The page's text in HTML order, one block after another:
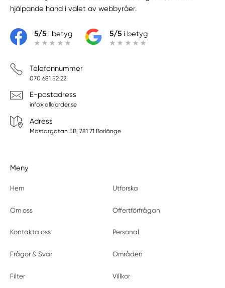
hjälpande hand i valet av webbyråer.
5/5i betyg 5/5i betyg
Telefonnummer
070 681 52 22
E-postadress
info@allaorder.se
Adress
Mästargatan 5B, 781 71 Borlänge
Meny
Hem Utforska
Om oss Offertförfrågan
Kontakta oss Personal
Frågor & Svar Områden
Filter Villkor